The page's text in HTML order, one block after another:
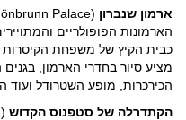
ארמון שנברון (Schönbrunn Palace),
הארמונות הפופולריים
כבית הקיץ של משפחת הקיסרות
מציע סיור בחדרי הארמון, בגנים
הכירכרות, מופע השטרודל ועוד
הקתדרלה של סטפנוס הקדוש